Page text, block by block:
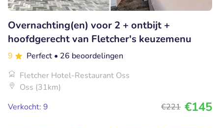
Overnachting(en) voor 2 + ontbijt +
hoofdgerecht van Fletcher's keuzemenu
9 Perfect • 26 beoordelingen
Fletcher Hotel-Restaurant Oss
Oss (31km)
Verkocht: 9
€221 €145